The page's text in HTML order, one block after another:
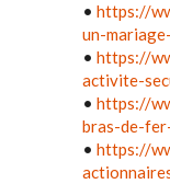
• https://
un-
• https://
activite-
• https://
bras-de-
• https://